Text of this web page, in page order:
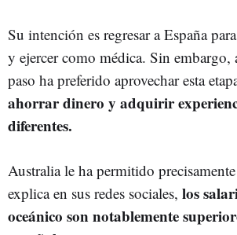
Su intención es regresar a España
y ejercer como médica. Sin embargo,
paso ha preferido aprovechar esta
ahorrar dinero y adquirir
diferentes.
Australia le ha permitido
explica en sus redes sociales, los
oceánico son notablemente